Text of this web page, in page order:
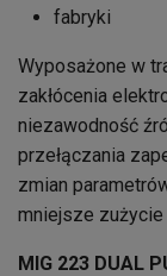
fabryki
Wyposażone w
zakłócenia
niezawodność
przełączania
zmian
mniejsze zużycie
MIG 223 DUAL